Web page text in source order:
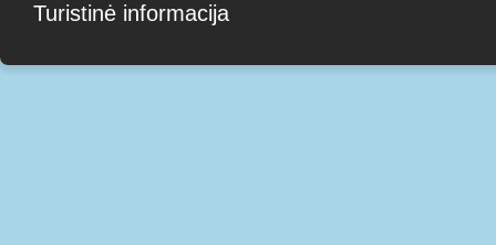
Turistinė informacija